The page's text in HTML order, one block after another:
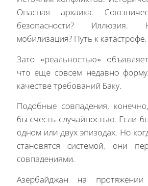
Опасная архаика.
безопасности? Иллюзия.
мобилизация? Путь к катастрофе.
Зато «реальностью»
что еще совсем недавно
качестве требований Баку.
Подобные совпадения,
бы счесть случайностью. Если
одном или двух эпизодах. Но
становятся системой, они
совпадениями.
Азербайджан на